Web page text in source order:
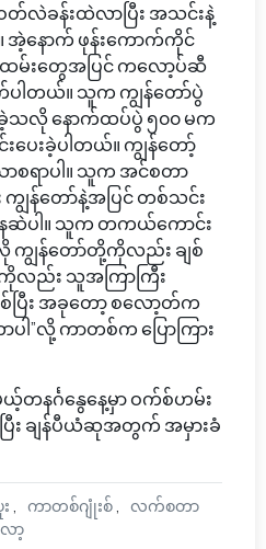
တ်လဲခန်းထဲလာပြီး အသင်းနဲ့
အဲ့နောက် ဖုန်းကောက်ကိုင်
ထမ်းတွေအပြင် ကလော့ပ်ဆီ
ါတယ်။ သူက ကျွန်တော်ပွဲ
သလို နောက်ထပ်ပွဲ ၅၀၀ မက
ပေးခဲ့ပါတယ်။ ကျွန်တော့်
ာပါ။ သူက အင်စတာ
ကျွန်တော်နဲ့အပြင် တစ်သင်း
ပါ။ သူက တကယ်ကောင်း
ကျွန်တော်တို့ကိုလည်း ချစ်
ကိုလည်း သူအကြာကြီး
ြီး အခုတော့ စလော့တ်က
”လို့ ကာတစ်က ပြောကြား
တနင်္ဂနွေနေ့မှာ ဝက်စ်ဟမ်း
ြီး ချန်ပီယံဆုအတွက် အမှားခံ
ကာတစ်ဂျုံးစ်
လက်စတာ
ာ့